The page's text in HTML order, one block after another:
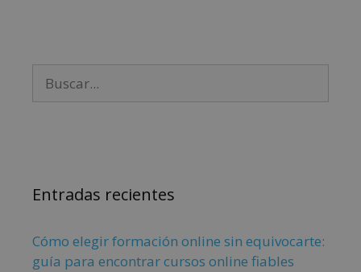
Entradas recientes
Cómo elegir formación online sin equivocarte:
guía para encontrar cursos online fiables